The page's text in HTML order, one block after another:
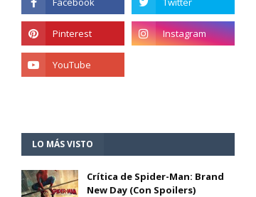
LO MÁS VISTO
Crítica de Spider-Man: Brand
New Day (Con Spoilers)